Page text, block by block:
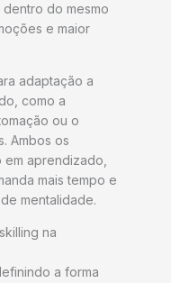
do mesmo
e maior
adaptação a
como a
ou o
Ambos os
aprendizado,
mais tempo e
mentalidade.
na
a forma